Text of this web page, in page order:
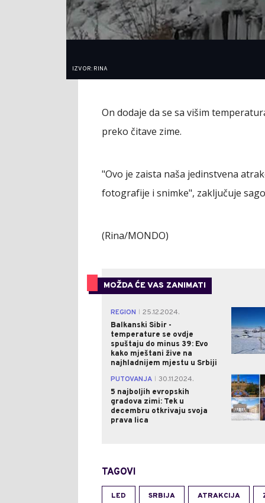
IZVOR: RINA
On dodaje da se sa višim
preko čitave zime.
"Ovo je zaista naša jedinstvena
fotografije i snimke", zaključuje
(Rina/MONDO)
MOŽDA ĆE VAS ZANIMATI
REGION
25.12.2024.
Balkanski Sibir -
temperature se ovdje
spuštaju do minus 39: Evo
kako mještani žive na
najhladnijem mjestu u Srbiji
PUTOVANJA
30.11.2024.
5 najboljih evropskih
gradova zimi: Tek u
decembru otkrivaju svoja
prava lica
TAGOVI
LED SRBIJA ATRAKCIJA